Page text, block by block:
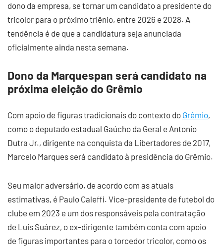
dono da empresa, se tornar um candidato a presidente do
tricolor para o próximo triênio, entre 2026 e 2028. A
tendência é de que a candidatura seja anunciada
oficialmente ainda nesta semana.
Dono da Marquespan será candidato na
próxima eleição do Grêmio
Com apoio de figuras tradicionais do contexto do Grêmio,
como o deputado estadual Gaúcho da Geral e Antonio
Dutra Jr., dirigente na conquista da Libertadores de 2017,
Marcelo Marques será candidato à presidência do Grêmio.
Seu maior adversário, de acordo com as atuais
estimativas, é Paulo Caleffi. Vice-presidente de futebol do
clube em 2023 e um dos responsáveis pela contratação
de Luis Suárez, o ex-dirigente também conta com apoio
de figuras importantes para o torcedor tricolor, como os